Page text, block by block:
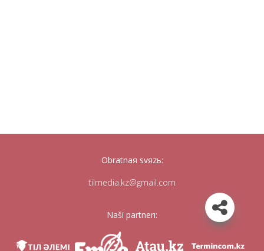
Obratnaя svяzь:
tilmedia.kz@gmail.com
Naši partnerı: